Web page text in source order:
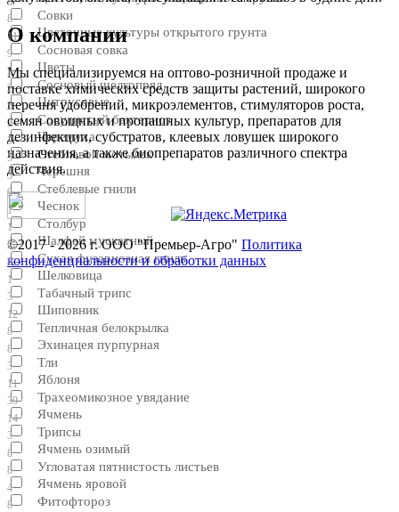
8
Цветочные культуры открытого грунта
9
Цветы
2
Цитрусовые
2
Черемуха
5
Черешня
9
Чеснок
1
Шалфей мускатный
8
Шелковица
3
Шиповник
8
Эхинацея пурпурная
3
Яблоня
39
Ячмень
3
Ячмень озимый
8
Ячмень яровой
8
Совки
11
Сосновая совка
5
Сосновый шелкопряд
5
Сосудистый бактериоз
3
Стеблевой мотылек
3
Стеблевые гнили
1
Столбур
2
Сухая фузариозная гниль
1
Табачный трипс
12
Тепличная белокрылка
8
Тли
11
Трахеомикозное увядание
14
Трипсы
8
Угловатая пятнистость листьев
4
Фитофтороз
О компании
Мы специализируемся на оптово-розничной продаже и
поставке химических средств защиты растений, широкого
перечня удобрений, микроэлементов, стимуляторов роста,
семян овощных и пропашных культур, препаратов для
дезинфекции, субстратов, клеевых ловушек широкого
назначения, а также биопрепаратов различного спектра
действия.
©2017 - 2026 г. ООО "Премьер-Агро" Политика
конфиденциальности и обработки данных